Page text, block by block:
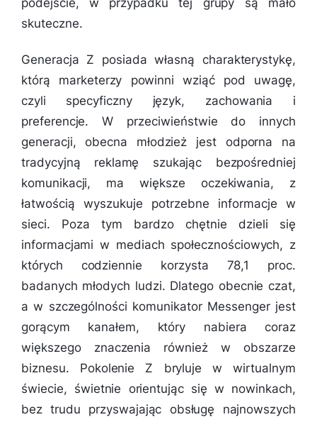
podejście, w przypadku tej grupy są mało
skuteczne.
Generacja Z posiada własną charakterystykę,
którą marketerzy powinni wziąć pod uwagę,
czyli specyficzny język, zachowania i
preferencje. W przeciwieństwie do innych
generacji, obecna młodzież jest odporna na
tradycyjną reklamę szukając bezpośredniej
komunikacji, ma większe oczekiwania, z
łatwością wyszukuje potrzebne informacje w
sieci. Poza tym bardzo chętnie dzieli się
informacjami w mediach społecznościowych, z
których codziennie korzysta 78,1 proc.
badanych młodych ludzi. Dlatego obecnie czat,
a w szczególności komunikator Messenger jest
gorącym kanałem, który nabiera coraz
większego znaczenia również w obszarze
biznesu. Pokolenie Z bryluje w wirtualnym
świecie, świetnie orientując się w nowinkach,
bez trudu przyswajając obsługę najnowszych